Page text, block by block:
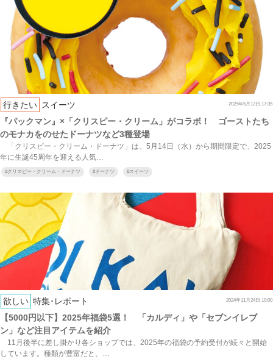
行きたい スイーツ 2025年5月12日 17:35
『パックマン』×「クリスピー・クリーム」がコラボ！ ゴーストたち
のモナカをのせたドーナツなど3種登場
「クリスピー・クリーム・ドーナツ」は、5月14日（水）から期間限定で、2025
年に生誕45周年を迎える人気…
#クリスピー・クリーム・ドーナツ #ドーナツ #スイーツ
欲しい 特集･レポート 2024年11月24日 10:00
【5000円以下】2025年福袋5選！ 「カルディ」や「セブンイレブ
ン」など注目アイテムを紹介
11月後半に差し掛かり各ショップでは、2025年の福袋の予約受付が続々と開始
しています。種類が豊富だと、…